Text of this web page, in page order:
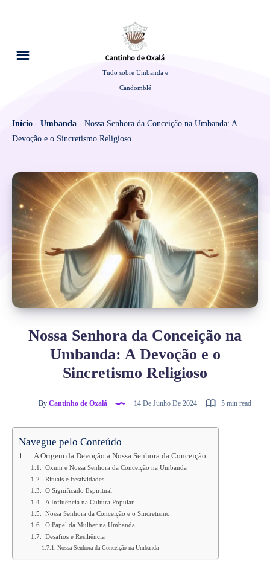
Tudo sobre Umbanda e
Candomblé
Início - Umbanda - Nossa Senhora da Conceição na Umbanda: A
Devoção e o Sincretismo Religioso
Nossa Senhora da Conceição na
Umbanda: A Devoção e o
Sincretismo Religioso
By Cantinho de Oxalá 14 De Junho De 2024 5 min read
Navegue pelo Conteúdo
A Origem da Devoção a Nossa Senhora da Conceição
Oxum e Nossa Senhora da Conceição na Umbanda
Rituais e Festividades
O Significado Espiritual
A Influência na Cultura Popular
Nossa Senhora da Conceição e o Sincretismo
O Papel da Mulher na Umbanda
Desafios e Resiliência
Nossa Senhora da Conceição na Umbanda